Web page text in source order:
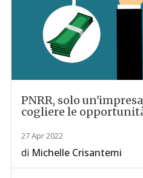
PNRR, solo
cogliere le
27 Apr 2022
di Michelle Crisantemi